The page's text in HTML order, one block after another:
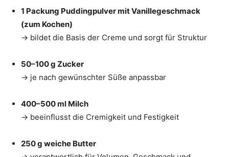
1 Packung Puddingpulver mit Vanillegeschmack
(zum Kochen)
→ bildet die Basis der Creme und sorgt für Struktur
50–100 g Zucker
→ je nach gewünschter Süße anpassbar
400–500 ml Milch
→ beeinflusst die Cremigkeit und Festigkeit
250 g weiche Butter